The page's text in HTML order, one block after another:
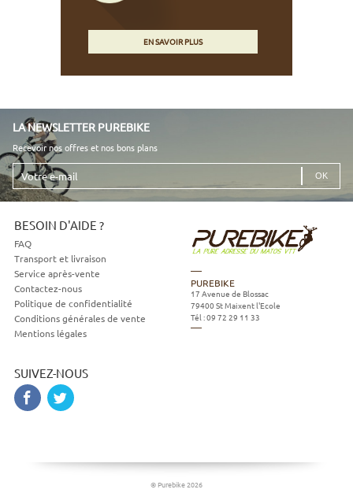
EN SAVOIR PLUS
LA NEWSLETTER PUREBIKE
Recevoir nos offres et nos bons plans
Votre
e-
mail
BESOIN D'AIDE ?
FAQ
Transport et livraison
Service après-vente
Contactez-nous
Politique de confidentialité
Conditions générales de vente
Mentions légales
SUIVEZ-NOUS
PUREBIKE
17 Avenue de Blossac
79400 St Maixent l'Ecole
Tél :09 72 29 11 33
© Purebike 2026